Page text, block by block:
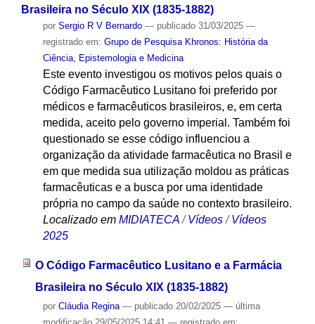
Brasileira no Século XIX (1835-1882)
por Sergio R V Bernardo — publicado31/03/2025 —
registrado em: Grupo de Pesquisa Khronos: História da
Ciência, Epistemologia e Medicina
Este evento investigou os motivos pelos quais o
Código Farmacêutico Lusitano foi preferido por
médicos e farmacêuticos brasileiros, e, em certa
medida, aceito pelo governo imperial. Também foi
questionado se esse código influenciou a
organização da atividade farmacêutica no Brasil e
em que medida sua utilização moldou as práticas
farmacêuticas e a busca por uma identidade
própria no campo da saúde no contexto brasileiro.
Localizado em MIDIATECA /Vídeos /Vídeos
2025
O Código Farmacêutico Lusitano e a Farmácia
Brasileira no Século XIX (1835-1882)
por Cláudia Regina — publicado20/02/2025 — última